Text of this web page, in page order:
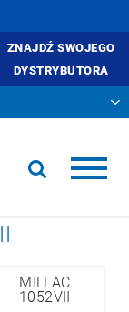
ZNAJDŹ SWOJEGO
DYSTRYBUTORA
MILLAC
1052VII